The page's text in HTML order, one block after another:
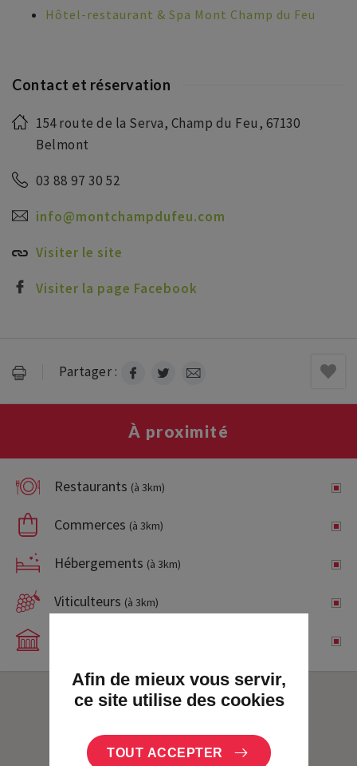
Hôtel-restaurant & Spa Mont Champ du Feu
Contact et réservation
154 route de la Serva, Champ du Feu, 67130
Belmont
03 88 97 30 52
info@montchampdufeu.com
Visiter le site
Visiter la page Facebook
Partager :
À proximité
Restaurants (à 3km)
Commerces (à 3km)
Hébergements (à 3km)
Viticulteurs (à 3km)
Afin de mieux vous servir,
ce site utilise des cookies
TOUT ACCEPTER